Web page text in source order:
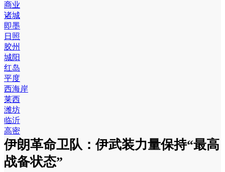
商业
诸城
即墨
日照
胶州
城阳
红岛
平度
西海岸
莱西
潍坊
临沂
高密
伊朗革命卫队：伊武装力量保持“最高
战备状态”